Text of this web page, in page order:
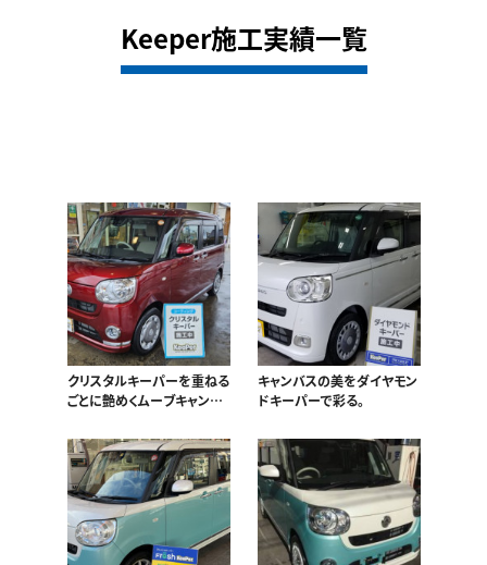
Keeper施工実績一覧
クリスタルキーパーを重ねる
ごとに艶めくムーブキャンバ
キャンバスの美をダイヤモン
ドキーパーで彩る。